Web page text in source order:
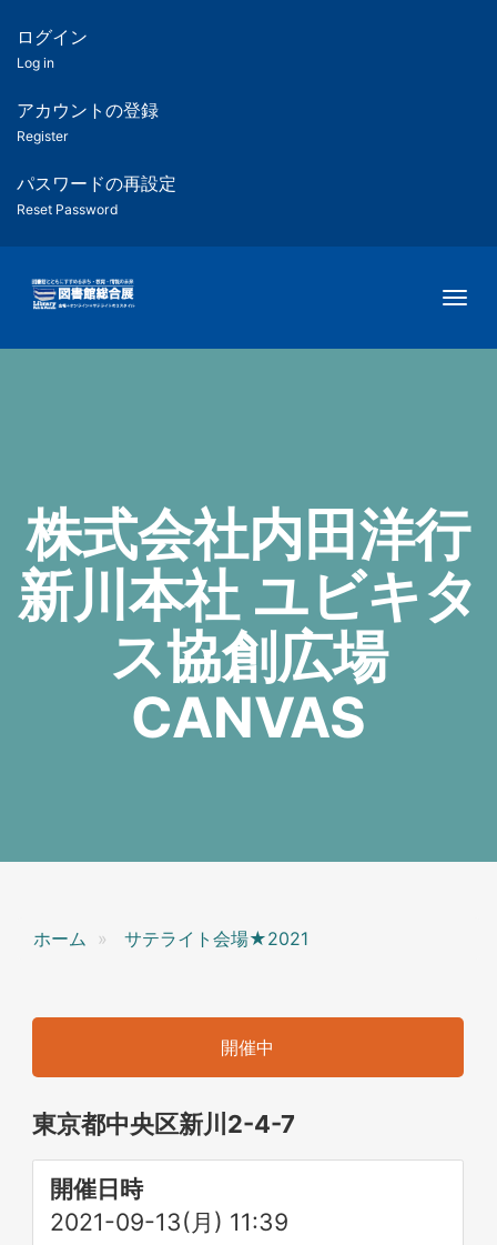
ツ
匿
名
ユ
ー
ー
用
メ
ログイン
Log in
アカウントの登録
Register
パスワードの再設定
Reset Password
株式会社内田洋行
新川本社 ユビキタ
ス協創広場
CANVAS
ホーム サテライト会場★2021
開催中
東京都中央区新川2-4-7
開催日時
2021-09-13(月) 11:39